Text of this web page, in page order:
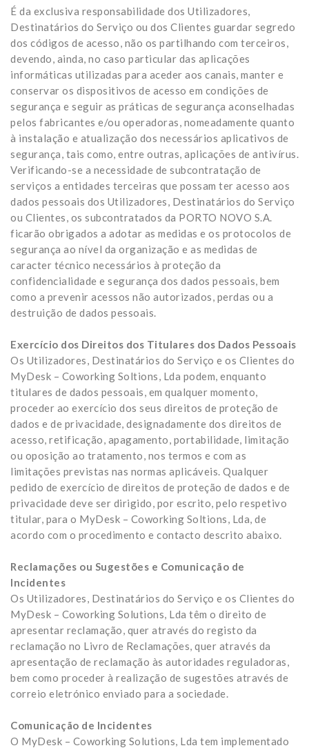
É da exclusiva responsabilidade dos Utilizadores,
Destinatários do Serviço ou dos Clientes guardar segredo
dos códigos de acesso, não os partilhando com terceiros,
devendo, ainda, no caso particular das aplicações
informáticas utilizadas para aceder aos canais, manter e
conservar os dispositivos de acesso em condições de
segurança e seguir as práticas de segurança aconselhadas
pelos fabricantes e/ou operadoras, nomeadamente quanto
à instalação e atualização dos necessários aplicativos de
segurança, tais como, entre outras, aplicações de antivírus.
Verificando-se a necessidade de subcontratação de
serviços a entidades terceiras que possam ter acesso aos
dados pessoais dos Utilizadores, Destinatários do Serviço
ou Clientes, os subcontratados da PORTO NOVO S.A.
ficarão obrigados a adotar as medidas e os protocolos de
segurança ao nível da organização e as medidas de
caracter técnico necessários à proteção da
confidencialidade e segurança dos dados pessoais, bem
como a prevenir acessos não autorizados, perdas ou a
destruição de dados pessoais.
Exercício dos Direitos dos Titulares dos Dados Pessoais
Os Utilizadores, Destinatários do Serviço e os Clientes do
MyDesk – Coworking Soltions, Lda podem, enquanto
titulares de dados pessoais, em qualquer momento,
proceder ao exercício dos seus direitos de proteção de
dados e de privacidade, designadamente dos direitos de
acesso, retificação, apagamento, portabilidade, limitação
ou oposição ao tratamento, nos termos e com as
limitações previstas nas normas aplicáveis. Qualquer
pedido de exercício de direitos de proteção de dados e de
privacidade deve ser dirigido, por escrito, pelo respetivo
titular, para o MyDesk – Coworking Soltions, Lda, de
acordo com o procedimento e contacto descrito abaixo.
Reclamações ou Sugestões e Comunicação de
Incidentes
Os Utilizadores, Destinatários do Serviço e os Clientes do
MyDesk – Coworking Solutions, Lda têm o direito de
apresentar reclamação, quer através do registo da
reclamação no Livro de Reclamações, quer através da
apresentação de reclamação às autoridades reguladoras,
bem como proceder à realização de sugestões através de
correio eletrónico enviado para a sociedade.
Comunicação de Incidentes
O MyDesk – Coworking Solutions, Lda tem implementado